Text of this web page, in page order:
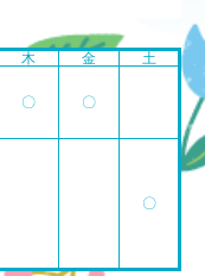
木 金
土
〇 〇
〇